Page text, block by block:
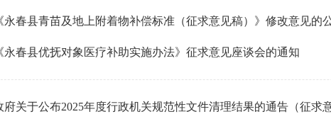
春县青苗及地上附着物补偿标准（征求意见稿）》修改意见的
春县优抚对象医疗补助实施办法》征求意见座谈会的通知
关于公布2025年度行政机关规范性文件清理结果的通告（征求